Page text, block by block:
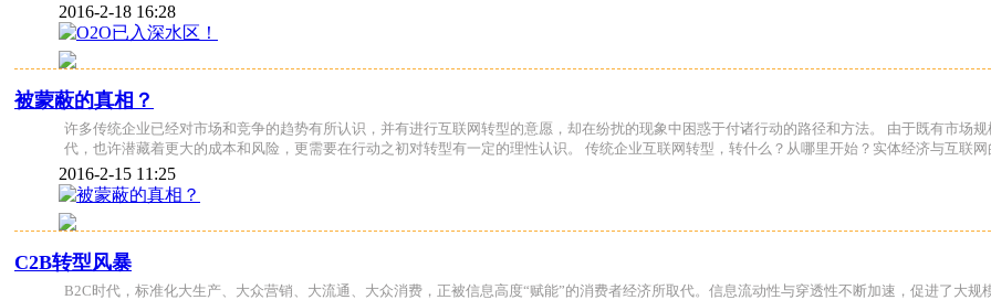
2016-2-18 16:28
被蒙蔽的真相？
许多传统企业已经对市场和竞争的趋势有所认识，并有进行互联网转型的意愿，却在纷扰的现象中困惑于付诸行动的路径和方法。 由于既有市场
代，也许潜藏着更大的成本和风险，更需要在行动之初对转型有一定的理性认识。 传统企业互联网转型，转什么？从哪里开始？实体经济与互联
2016-2-15 11:25
C2B转型风暴
B2C时代，标准化大生产、大众营销、大流通、大众消费，正被信息高度“赋能”的消费者经济所取代。信息流动性与穿透性不断加速，促进了大